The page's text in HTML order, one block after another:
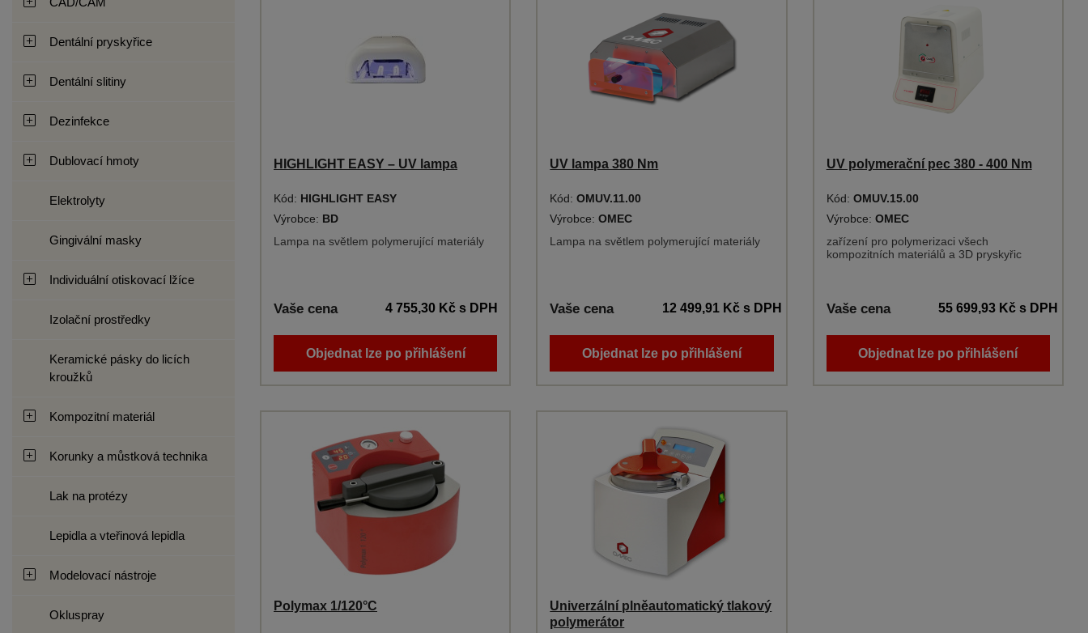
Dentální pryskyřice
Dentální slitiny
Dezinfekce
Dublovací hmoty
Elektrolyty
Gingivální masky
Individuální otiskovací lžíce
Izolační prostředky
Keramické pásky do licích
kroužků
Kompozitní materiál
Korunky a můstková technika
Lak na protézy
Lepidla a vteřinová lepidla
Modelovací nástroje
Okluspray
HIGHLIGHT EASY – UV lampa
Kód: HIGHLIGHT EASY
Výrobce: BD
Lampa na světlem polymerující materiály
Vaše cena 4 755,30 Kč s DPH
Objednat lze po přihlášení
UV lampa 380 Nm
Kód:OMUV.11.00
Výrobce:OMEC
Lampa na světlem polymerující materiály
Vaše cena 12 499,91 Kčs DPH
Objednat lze po přihlášení
UV polymerační pec 380 - 400 Nm
Kód: OMUV.15.00
Výrobce: OMEC
zařízení pro polymerizaci všech
kompozitních materiálů a 3D pryskyřic
Vaše cena 55 699,93 Kčs DPH
Objednat lze po přihlášení
Polymax 1/120°C
Univerzální plněautomatický tlakový
polymerátor